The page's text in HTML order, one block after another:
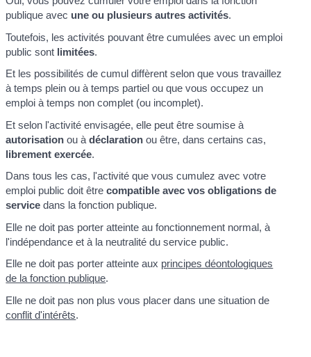
publique avec une ou plusieurs autres activités.
Toutefois, les activités pouvant être cumulées avec un emploi
public sont limitées.
Et les possibilités de cumul diffèrent selon que vous travaillez
à temps plein ou à temps partiel ou que vous occupez un
emploi à temps non complet (ou incomplet).
Et selon l'activité envisagée, elle peut être soumise à
autorisation ou àdéclaration ou être, dans certains cas,
librement exercée.
Dans tous les cas, l'activité que vous cumulez avec votre
emploi public doit êtrecompatible avec vos obligations de
service dans la fonction publique.
Elle ne doit pas porter atteinte au fonctionnement normal, à
l'indépendance et à la neutralité du service public.
Elle ne doit pas porter atteinte aux principes déontologiques
de la fonction publique.
Elle ne doit pas non plus vous placer dans une situation de
conflit d'intérêts.